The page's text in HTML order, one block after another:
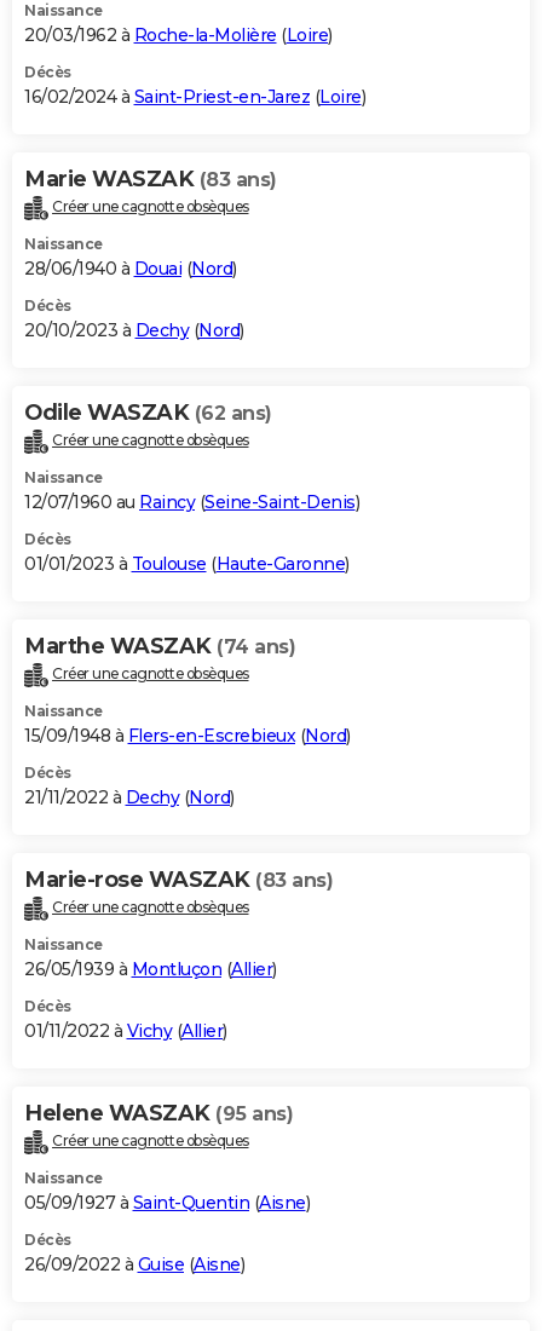
Naissance
20/03/1962 à Roche-la-Molière (Loire)
Décès
16/02/2024 à Saint-Priest-en-Jarez (Loire)
Marie WASZAK (83 ans)
Créer une cagnotte obsèques
Naissance
28/06/1940 à Douai (Nord)
Décès
20/10/2023 à Dechy(Nord)
Odile WASZAK (62 ans)
Créer une cagnotte obsèques
Naissance
12/07/1960 au Raincy(Seine-Saint-Denis)
Décès
01/01/2023 à Toulouse (Haute-Garonne)
Marthe WASZAK (74 ans)
Créer une cagnotte obsèques
Naissance
15/09/1948 à Flers-en-Escrebieux(Nord)
Décès
21/11/2022 à Dechy(Nord)
Marie-rose WASZAK (83 ans)
Créer une cagnotte obsèques
Naissance
26/05/1939 à Montluçon (Allier)
Décès
01/11/2022 à Vichy(Allier)
Helene WASZAK (95 ans)
Créer une cagnotte obsèques
Naissance
05/09/1927 à Saint-Quentin (Aisne)
Décès
26/09/2022 à Guise (Aisne)